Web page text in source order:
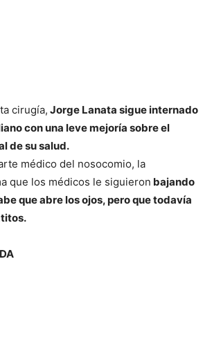
cirugía, Jorge Lanata sigue internado
con una leve mejoría sobre el
de su salud.
médico del nosocomio, la
que los médicos le siguieron bajando
que abre los ojos, pero que todavía